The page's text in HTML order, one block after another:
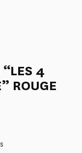
4
ROUGE